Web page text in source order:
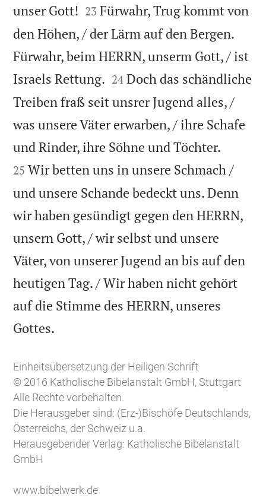
unser Gott! 

23 Fürwahr, Trug kommt von
den Höhen, / der Lärm auf den Bergen.
Fürwahr, beim HERRN, unserm Gott, / ist
Israels Rettung. 

24 Doch das schändliche
Treiben fraß seit unsrer Jugend alles, /
was unsere Väter erwarben, / ihre Schafe
und Rinder, ihre Söhne und Töchter.
25 Wir betten uns in unsere Schmach /
und unsere Schande bedeckt uns. Denn
wir haben gesündigt gegen den HERRN,
unsern Gott, / wir selbst und unsere
Väter, von unserer Jugend an bis auf den
heutigen Tag. / Wir haben nicht gehört
auf die Stimme des HERRN, unseres
Gottes.
Einheitsübersetzung der Heiligen Schrift
© 2016 Katholische Bibelanstalt GmbH, Stuttgart
Alle Rechte vorbehalten.
Die Herausgeber sind: (Erz-)Bischöfe Deutschlands,
Österreichs, der Schweiz u.a.
Herausgebender Verlag: Katholische Bibelanstalt
GmbH
www.bibelwerk.de